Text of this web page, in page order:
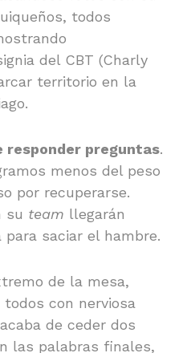
todos
del CBT (Charly
territorio en la
responder preguntas.
menos del peso
por recuperarse.
su team llegarán
saciar el hambre.
de la mesa,
con nerviosa
de ceder dos
las palabras finales,